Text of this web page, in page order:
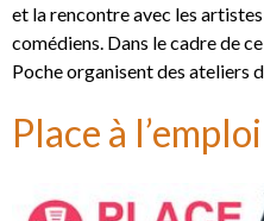
et la rencontre avec les
comédiens. Dans le cadre de
Poche organisent des ateliers
Place à